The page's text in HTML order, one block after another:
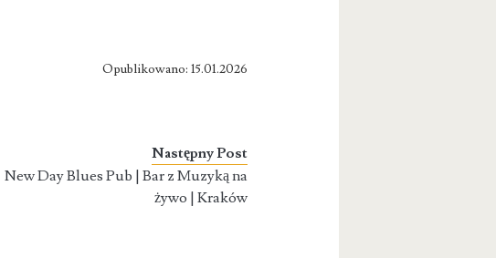
Opublikowano: 15.01.2026
Następny Post
New Day Blues Pub | Bar z Muzyką na
żywo | Kraków